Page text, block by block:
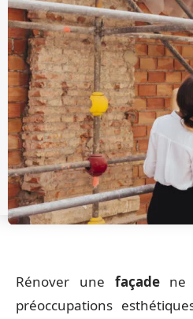
Rénover une façadene
préoccupations